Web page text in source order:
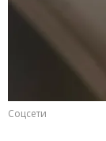
Соцсети